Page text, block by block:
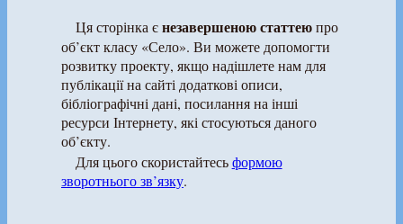
Ця сторінка єнезавершеною статтеюпро
об’єкт класу «Село». Ви можете допомогти
розвитку проекту, якщо надішлете нам для
публікації на сайті додаткові описи,
бібліографічні дані, посилання на інші
ресурси Інтернету, які стосуються даного
об’єкту.
Для цього скористайтесьформою
зворотнього зв’язку.